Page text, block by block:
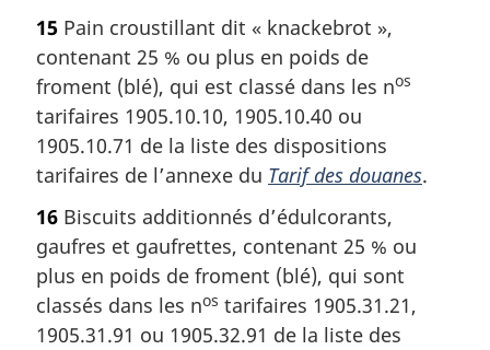
15 Pain croustillant dit « knackebrot »,
contenant 25 % ou plus en poids de
froment (blé), qui est classé dans les nos
tarifaires 1905.10.10, 1905.10.40 ou
1905.10.71 de la liste des dispositions
tarifaires de l’annexe du Tarif des douanes.
16 Biscuits additionnés d’édulcorants,
gaufres et gaufrettes, contenant 25 % ou
plus en poids de froment (blé), qui sont
classés dans les nos tarifaires 1905.31.21,
1905.31.91 ou 1905.32.91 de la liste des